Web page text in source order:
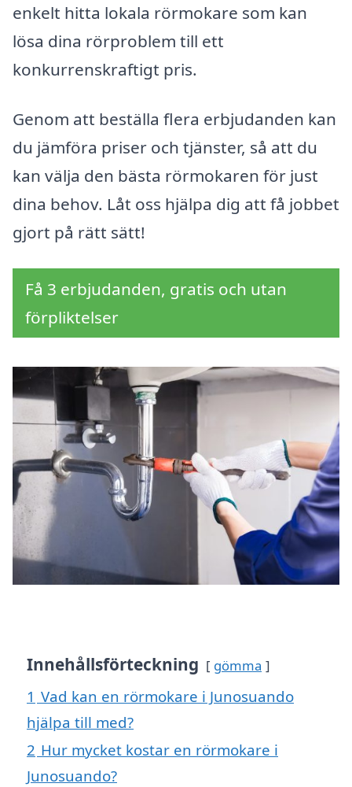
enkelt hitta lokala rörmokare som kan
lösa dina rörproblem till ett
konkurrenskraftigt pris.
Genom att beställa flera erbjudanden kan
du jämföra priser och tjänster, så att du
kan välja den bästa rörmokaren för just
dina behov. Låt oss hjälpa dig att få jobbet
gjort på rätt sätt!
Få 3 erbjudanden, gratis och utan
förpliktelser
Innehållsförteckning gömma
1 Vad kan en rörmokare i Junosuando
hjälpa till med?
2 Hur mycket kostar en rörmokare i
Junosuando?